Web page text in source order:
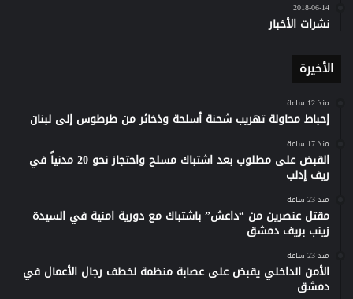
2018-06-14
نشرات الأخبار
الأخيرة
منذ 12 ساعة
إحباط محاولة تهريب شحنة أسلحة وذخائر من طرطوس إلى لبنان
منذ 17 ساعة
القبض على مطلوب بعد اشتباك مسلح واحتجاز نحو 20 مدنياً في
ريف إدلب
منذ 23 ساعة
مقتل عنصرين من “داعش” باشتباك مع دورية امنية في السيدة
زينب بريف دمشق
منذ 23 ساعة
الأمن الداخلي يقبض على عصابة منظمة لخطف رجال الأعمال في
دمشق